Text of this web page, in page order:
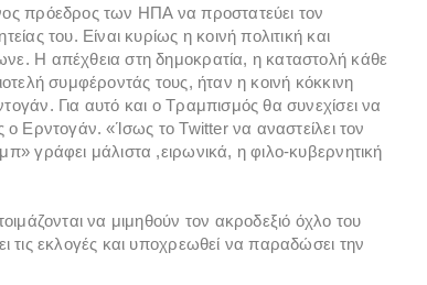
πρόεδρος των ΗΠΑ να προστατεύει τον
του. Είναι κυρίως η κοινή πολιτική και
Η απέχθεια στη δημοκρατία, η καταστολή κάθε
συμφέροντάς τους, ήταν η κοινή κόκκινη
Για αυτό και ο Τραμπισμός θα συνεχίσει να
Ερντογάν. «Ίσως το Twitter να αναστείλει τον
γράφει μάλιστα ,ειρωνικά, η φιλο-κυβερνητική
να μιμηθούν τον ακροδεξιό όχλο του
εκλογές και υποχρεωθεί να παραδώσει την